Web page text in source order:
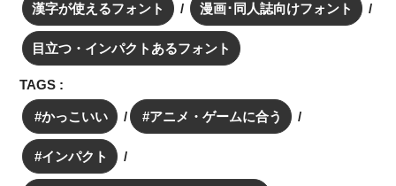
漢字が使えるフォント 漫画･同人誌向けフォント
目立つ・インパクトあるフォント
TAGS :
かっこいい アニメ・ゲームに合う
インパクト